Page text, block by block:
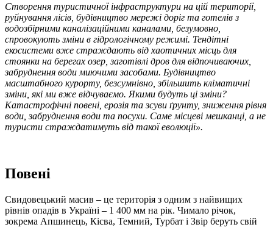
Створення туристичної інфраструктури на цій території,
руйнування лісів, будівництво мережі доріг та готелів з
водозбірними каналізаційними каналами, безумовно,
спровокують зміни в гідрологічному режимі. Тендітні
екосистеми вже страждають від хаотичних місць для
стоянки на берегах озер, заготівлі дров для відпочиваючих,
забруднення води миючими засобами. Будівництво
масштабного курорту, безсумнівно, збільшить кліматичні
зміни, які ми вже відчуваємо. Якими будуть ці зміни?
Катастрофічні повені, ерозія та зсуви ґрунту, зниження рівня
води, забруднення води та посухи. Саме місцеві мешканці, а не
туристи страждатимуть від такої еволюції».
Повені
Свидовецький масив – це територія з одним з найвищих
рівнів опадів в Україні – 1 400 мм на рік. Чимало річок,
зокрема Апшинець, Кісва, Темний, Турбат і Звір беруть свій